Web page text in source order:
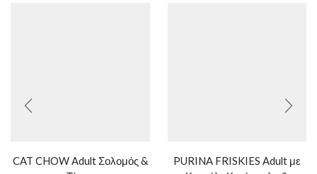
CAT CHOW Adult Σολομός &
PURINA FRISKIES Adult με